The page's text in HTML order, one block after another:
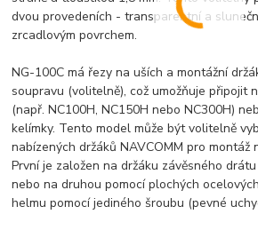
dvou provedeních - transparentní a
zrcadlovým povrchem.
NG-100C má řezy na uších a montážní
soupravu (volitelně), což umožňuje připojit
(např. NC100H, NC150H nebo NC300H)
kelímky. Tento model může být volitelně
nabízených držáků NAVCOMM pro montáž
První je založen na držáku závěsného
nebo na druhou pomocí plochých
helmu pomocí jediného šroubu (pevné